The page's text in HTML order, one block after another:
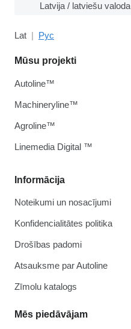
Latvija / latviešu valoda
Lat Рус
Informācija
Noteikumi un nosacījumi
Konfidencialitātes politika
Drošības padomi
Atsauksme par Autoline
Zīmolu katalogs
Mēs piedāvājam
Mūsu projekti
Autoline™
Machineryline™
Agroline™
Linemedia Digital ™